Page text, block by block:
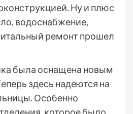
Ну и плюс
водоснабжение,
ремонт прошел
была оснащена новым
здесь надеются на
Особенно